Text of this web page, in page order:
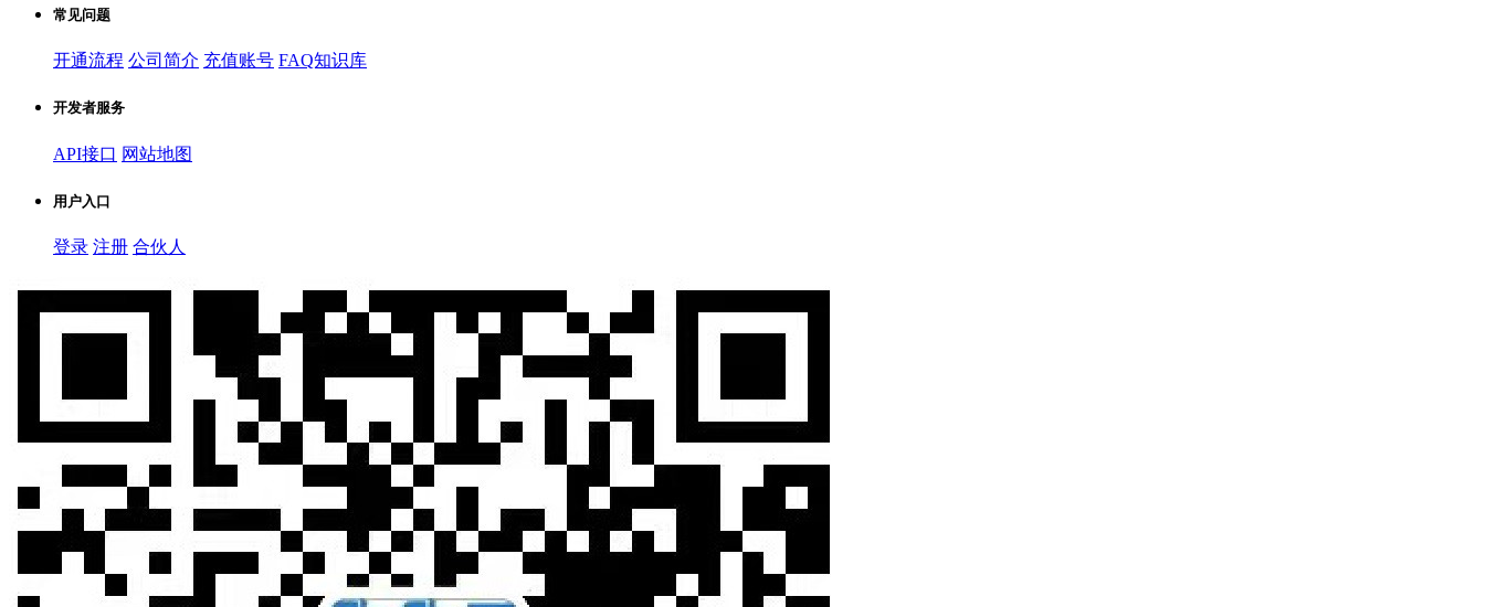
常见问题
开通流程 公司简介 充值账号 FAQ知识库
开发者服务
API接口 网站地图
用户入口
登录 注册 合伙人